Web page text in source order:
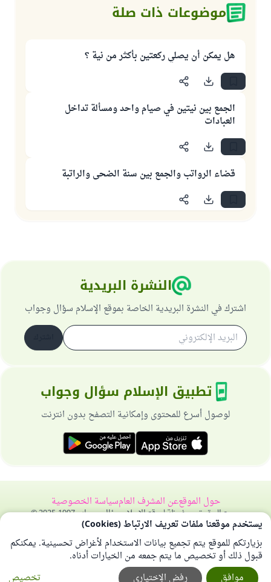
موضوعات ذات صلة
هل يمكن أن يصلي ركعتين بأكثر من نية ؟
الجمع بين نيتين في صيام واحد ومسألة تداخل
العبادات
قضاء الرواتب والجمع بين سنة الضحى والراتبة
النشرة البريدية
اشترك في النشرة البريدية الخاصة بموقع الإسلام سؤال وجواب
تطبيق الإسلام سؤال وجواب
لوصول أسرع للمحتوى وإمكانية التصفح بدون انترنت
حول الموقععن المشرف العامسياسة الخصوصية
جميع الحقوق محفوظة لموقع الإسلام سؤال وجواب 1997-2025 ©
يستخدم موقعنا ملفات تعريف الارتباط (Cookies)
بزيارتكم للموقع يتم تجميع بيانات الاستخدام لأغراض تحسينية. يمكنكم
قبول ذلك أو تخصيص ما يتم جمعه من الخيارات أدناه.
تخصيص
رفض الإختياري موافق